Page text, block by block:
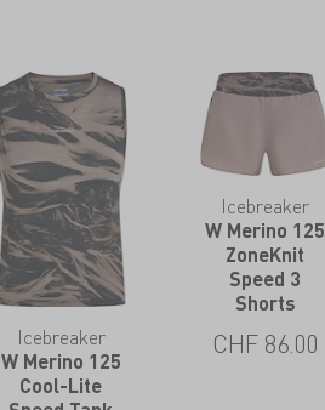
Icebreaker
W Merino 125
Cool-Lite
Icebreaker
W Merino 125
ZoneKnit
Speed 3
Shorts
CHF 86.00